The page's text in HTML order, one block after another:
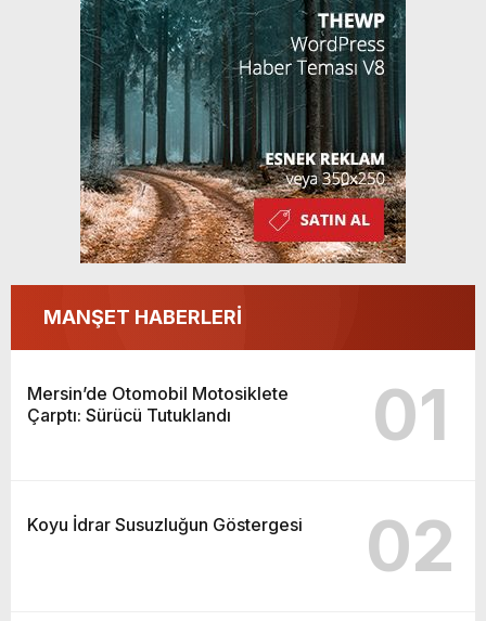
MANŞET HABERLERİ
Mersin’de Otomobil Motosiklete
Çarptı: Sürücü Tutuklandı
01
Koyu İdrar Susuzluğun Göstergesi 02